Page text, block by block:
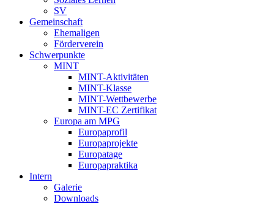
SV
Gemeinschaft
Ehemaligen
Förderverein
Schwerpunkte
MINT
MINT-Aktivitäten
MINT-Klasse
MINT-Wettbewerbe
MINT-EC Zertifikat
Europa am MPG
Europaprofil
Europaprojekte
Europatage
Europapraktika
Intern
Galerie
Downloads